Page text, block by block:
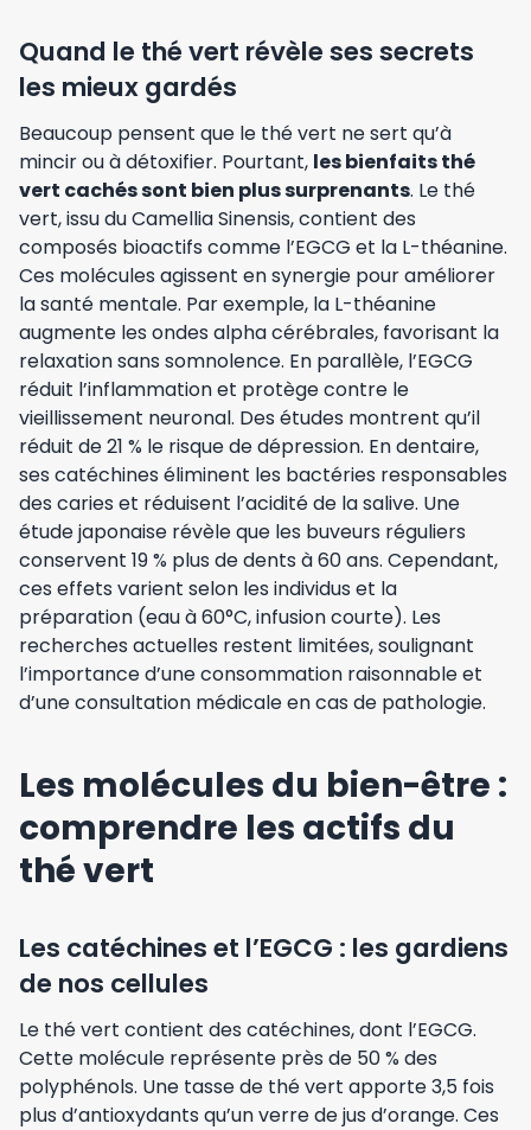
Quand le thé vert révèle ses secrets
les mieux gardés
Beaucoup pensent que le thé vert ne sert qu’à
mincir ou à détoxifier. Pourtant, les bienfaits thé
vert cachés sont bien plus surprenants. Le thé
vert, issu du Camellia Sinensis, contient des
composés bioactifs comme l’EGCG et la L-théanine.
Ces molécules agissent en synergie pour améliorer
la santé mentale. Par exemple, la L-théanine
augmente les ondes alpha cérébrales, favorisant la
relaxation sans somnolence. En parallèle, l’EGCG
réduit l’inflammation et protège contre le
vieillissement neuronal. Des études montrent qu’il
réduit de 21 % le risque de dépression. En dentaire,
ses catéchines éliminent les bactéries responsables
des caries et réduisent l’acidité de la salive. Une
étude japonaise révèle que les buveurs réguliers
conservent 19 % plus de dents à 60 ans. Cependant,
ces effets varient selon les individus et la
préparation (eau à 60°C, infusion courte). Les
recherches actuelles restent limitées, soulignant
l’importance d’une consommation raisonnable et
d’une consultation médicale en cas de pathologie.
Les molécules du bien-être :
comprendre les actifs du
thé vert
Les catéchines et l’EGCG : les gardiens
de nos cellules
Le thé vert contient des catéchines, dont l’EGCG.
Cette molécule représente près de 50 % des
polyphénols. Une tasse de thé vert apporte 3,5 fois
plus d’antioxydants qu’un verre de jus d’orange. Ces